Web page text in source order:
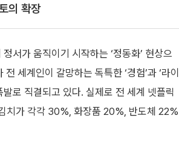
의 확장
서가 움직이기 시작하는 ‘정동화’ 현상으
세계인이 갈망하는 독특한 ‘경험’과 ‘라이
로 직결되고 있다. 실제로 전 세계 넷플릭
치가 각각 30%, 화장품 20%, 반도체 22%